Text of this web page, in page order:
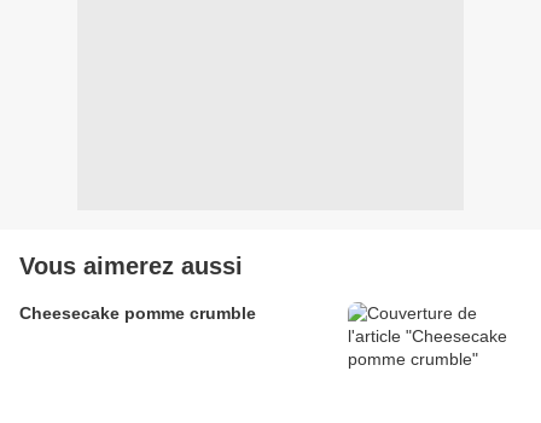
Vous aimerez aussi
Cheesecake pomme crumble